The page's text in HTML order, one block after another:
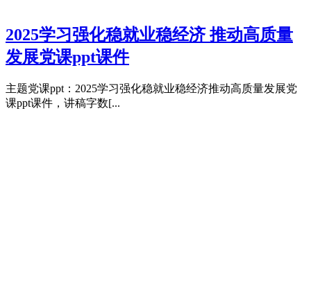
2025学习强化稳就业稳经济 推动高质量
发展党课ppt课件
主题党课ppt：2025学习强化稳就业稳经济推动高质量发展党
课ppt课件，讲稿字数[...